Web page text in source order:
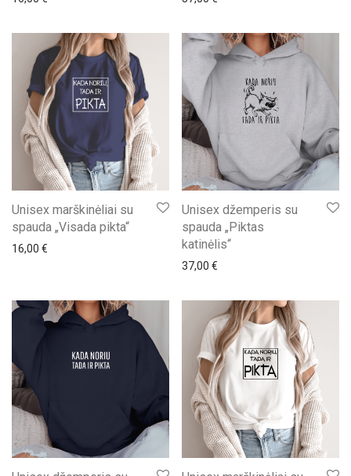
Unisex marškinėliai su
spauda „Visada pikta“
16,00 €
Unisex džemperis su
spauda „Piktas
katinėlis“
37,00 €